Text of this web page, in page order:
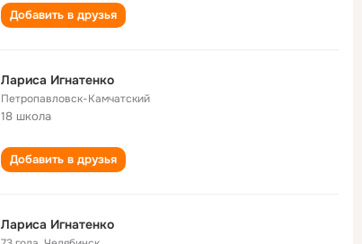
Добавить в друзья
Лариса Игнатенко
Петропавловск-Камчатский
18 школа
Добавить в друзья
Лариса Игнатенко